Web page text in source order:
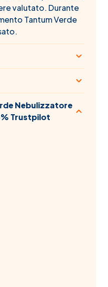
valutato. Durante
Tantum Verde
Nebulizzatore
Trustpilot